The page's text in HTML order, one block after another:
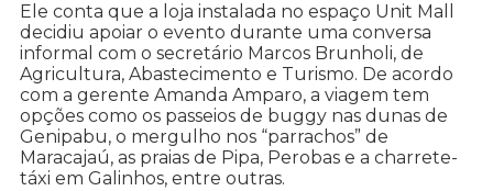
Ele conta que a loja instalada no espaço Unit Mall
decidiu apoiar o evento durante uma conversa
informal com o secretário Marcos Brunholi, de
Agricultura, Abastecimento e Turismo. De acordo
com a gerente Amanda Amparo, a viagem tem
opções como os passeios de buggy nas dunas de
Genipabu, o mergulho nos “parrachos” de
Maracajaú, as praias de Pipa, Perobas e a charrete-
táxi em Galinhos, entre outras.